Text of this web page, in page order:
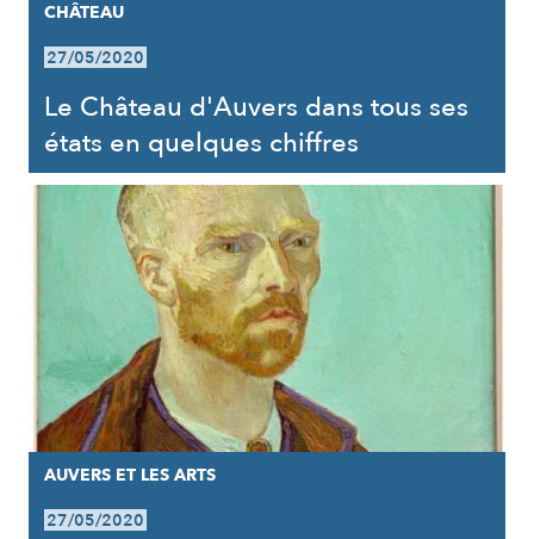
CHÂTEAU
27/05/2020
Le Château d'Auvers dans tous ses
états en quelques chiffres
AUVERS ET LES ARTS
27/05/2020